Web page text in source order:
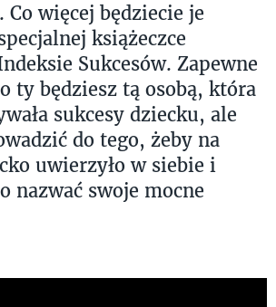
więcej będziecie je
książeczce
Sukcesów. Zapewne
ty będziesz tą osobą, która
sukcesy dziecku, ale
do tego, żeby na
uwierzyło w siebie i
nazwać swoje mocne